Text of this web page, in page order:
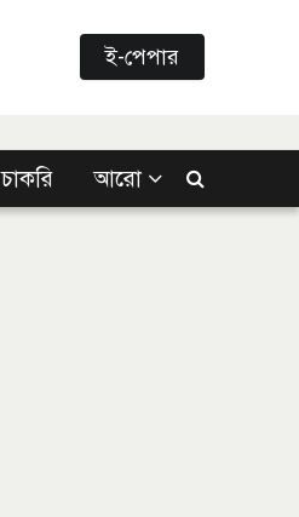
ই-পেপার
চাকরি আরো